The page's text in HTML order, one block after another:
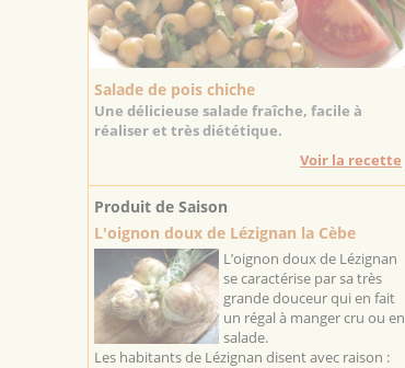
Salade de pois chiche
Une délicieuse salade fraîche, facile à
réaliser et très diététique.
Voir la recette
Produit de Saison
L'oignon doux de Lézignan la Cèbe
L’oignon doux de Lézignan
se caractérise par sa très
grande douceur qui en fait
un régal à manger cru ou en
salade.
Les habitants de Lézignan disent avec raison :